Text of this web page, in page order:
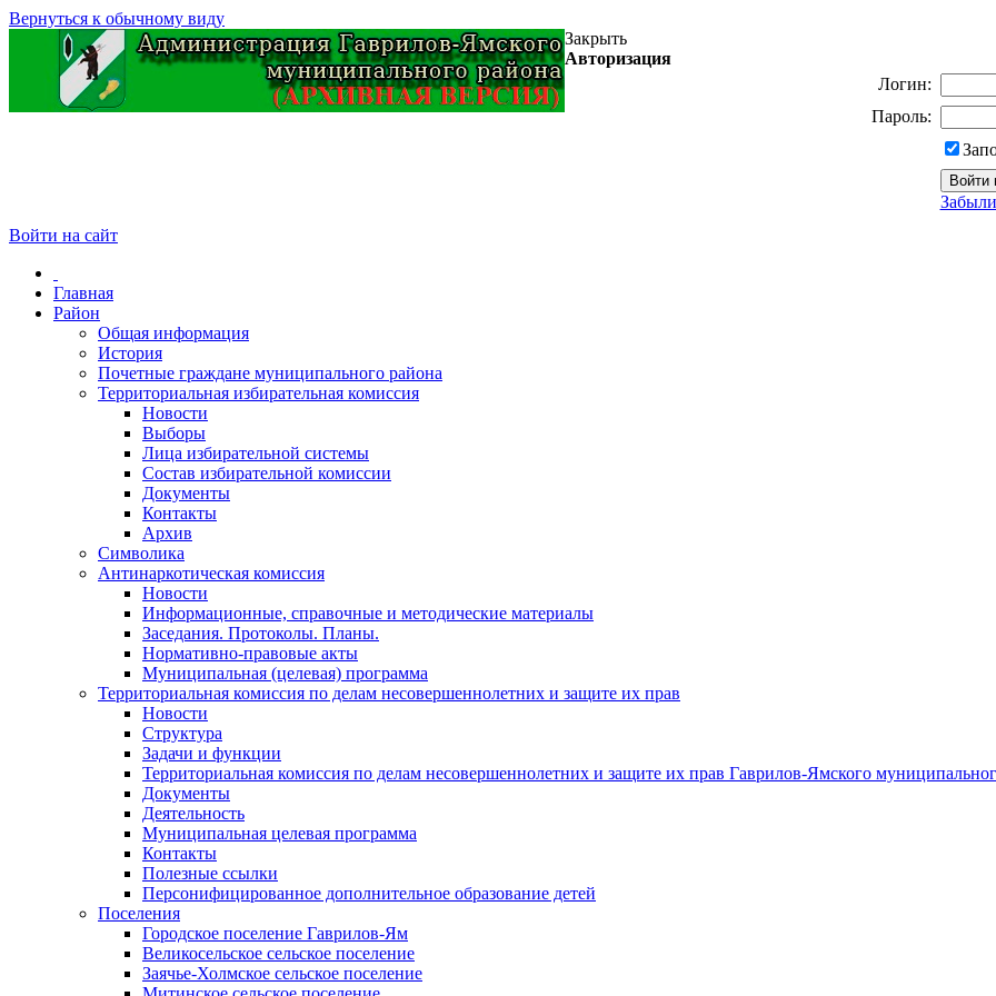
Вернуться к обычному виду
Закрыть
Авторизация
Логин:
Пароль:
Войти на сайт
Главная
Район
Общая информация
История
Почетные граждане муниципального района
Территориальная избирательная комиссия
Новости
Выборы
Лица избирательной системы
Состав избирательной комиссии
Документы
Контакты
Архив
Символика
Антинаркотическая комиссия
Новости
Информационные, справочные и методические материалы
Заседания. Протоколы. Планы.
Нормативно-правовые акты
Муниципальная (целевая) программа
Территориальная комиссия по делам несовершеннолетних и защите их прав
Новости
Структура
Задачи и функции
Территориальная комиссия по делам несовершеннолетних и защите их прав Гаврилов-Ямского
Документы
Деятельность
Муниципальная целевая программа
Контакты
Полезные ссылки
Персонифицированное дополнительное образование детей
Поселения
Городское поселение Гаврилов-Ям
Великосельское сельское поселение
Заячье-Холмское сельское поселение